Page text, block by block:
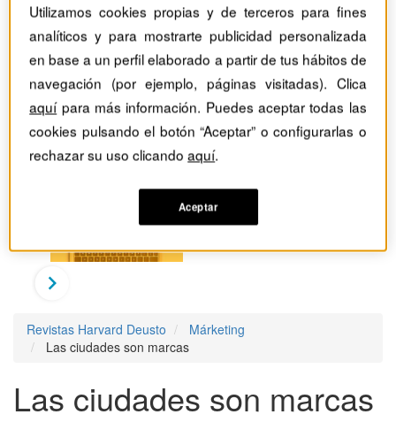
Revistas Harvard Deusto
Márketing
Las ciudades son marcas
Las ciudades son marcas
Utilizamos cookies propias y de terceros para fines
analíticos y para mostrarte publicidad personalizada
en base a un perfil elaborado a partir de tus hábitos de
navegación (por ejemplo, páginas visitadas). Clica
aquípara más información. Puedes aceptar todas las
cookies pulsando el botón “Aceptar” o configurarlas o
rechazar su uso clicandoaquí.
Aceptar